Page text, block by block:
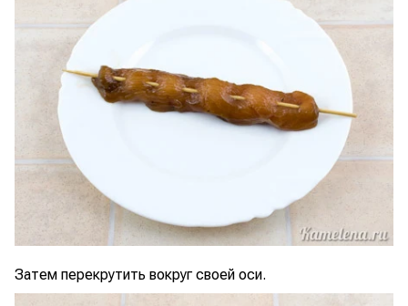
Затем перекрутить вокруг своей оси.